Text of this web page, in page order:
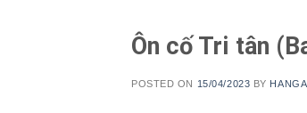
Ôn cố Tri tân
POSTED ON 15/04/2023 BY